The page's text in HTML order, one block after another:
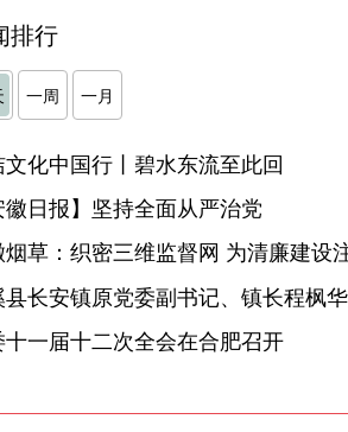
排行
一周 一月
文化中国行丨碧水东流至此回
徽日报】坚持全面从严治党
草：织密三维监督网 为清廉建设
十一届十二次全会在合肥召开